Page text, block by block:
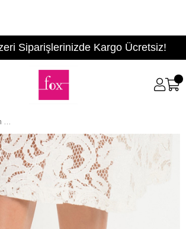
Siparişlerinizde Kargo Ücretsiz!
Kırmızı Kadın Topuklu Ayakkabı D340033002